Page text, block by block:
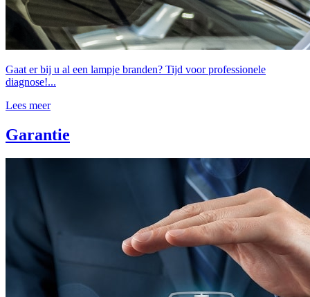
Gaat er bij u al een lampje branden? Tijd voor professionele
diagnose!...
Lees meer
Garantie